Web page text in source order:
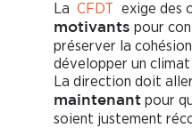
La CFDT exige des
motivants pour
préserver la cohésion
développer un climat
La direction doit aller
maintenant pour
soient justement